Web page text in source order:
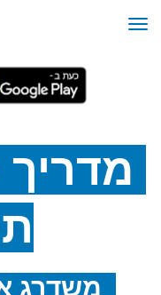
תפריט
מדריך
משדרג